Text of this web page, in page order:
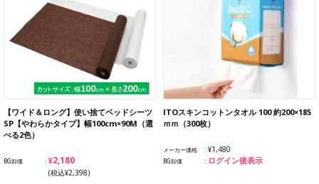
【ワイド＆ロング】使い捨てベッドシーツ
SP【やわらかタイプ】幅100cm×90M（選
べる2色）
BG卸価 ¥2,180
(税込¥2,398)
ITOスキンコットンタオル 100 約200×185
ｍｍ（300枚）
メーカー価格 ¥1,480
BG卸価 ログイン後表示